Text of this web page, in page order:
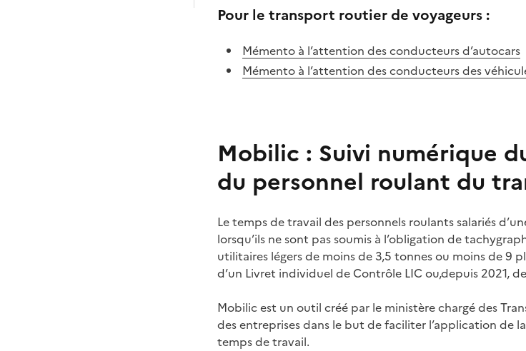
Pour le transport routier de voyageurs :
Mémento à l’attention des conducteurs d’autocars
Mémento à l’attention des conducteurs des
Mobilic : Suivi numérique
du personnel roulant du
Le temps de travail des personnels roulants salariés
lorsqu’ils ne sont pas soumis à l’obligation de
utilitaires légers de moins de 3,5 tonnes ou moins de 9
d’un Livret individuel de Contrôle LIC ou,depuis 2021,
Mobilic est un outil créé par le ministère chargé des
des entreprises dans le but de faciliter l’application de
temps de travail.